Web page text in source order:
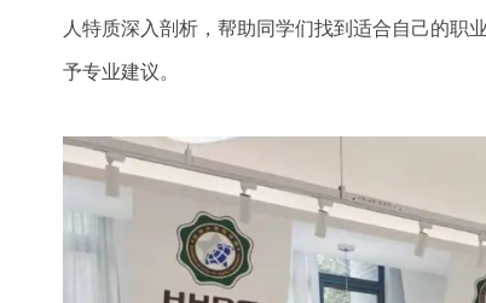
人特质深入剖析，帮助同学们找到适合自己的职
予专业建议。